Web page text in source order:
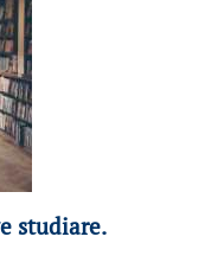
studiare.